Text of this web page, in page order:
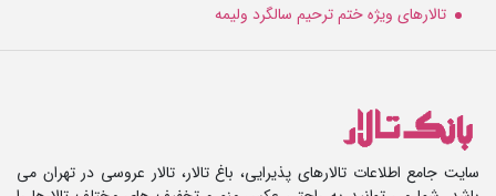
تالارهای ویژه ختم ترحیم سالگرد ولیمه
سایت جامع اطلاعات تالارهای پذیرایی، باغ تالار، تالار عروسی در تهران می